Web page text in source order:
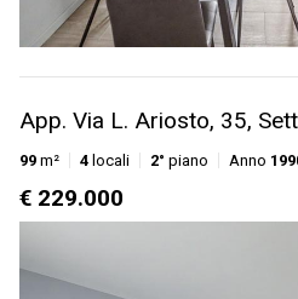
App. Via L. Ariosto, 35,
99 m² 4 locali 2° piano Anno
€ 229.000